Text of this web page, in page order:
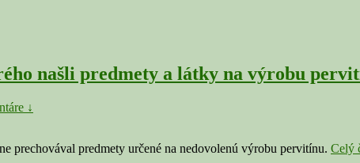
našli predmety a látky na výrobu
↓
prechovával predmety určené na nedovolenú výrobu pervitínu. Celý